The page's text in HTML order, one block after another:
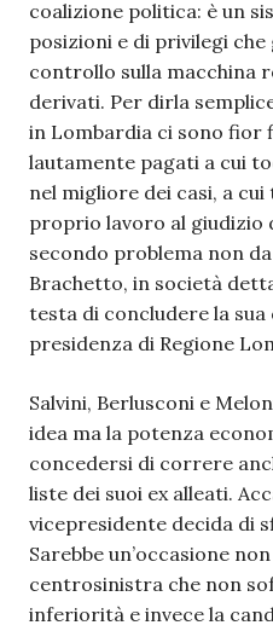
coalizione politica: è un
posizioni e di privilegi
controllo sulla macchina
derivati. Per dirla
in Lombardia ci sono fior
lautamente pagati a cui
nel migliore dei casi, a
proprio lavoro al giudizio
secondo problema non
Brachetto, in società
testa di concludere la
presidenza di Regione
Salvini, Berlusconi e
idea ma la potenza
concedersi di correre
liste dei suoi ex alleati.
vicepresidente decida di
Sarebbe un’occasione
centrosinistra che non
inferiorità e invece la